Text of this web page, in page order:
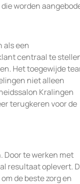
worden
als een
centraal te
Het toegewijde
niet alleen
Kralingen
terugkeren voor de
te werken met
resultaat oplevert.
de beste zorg en